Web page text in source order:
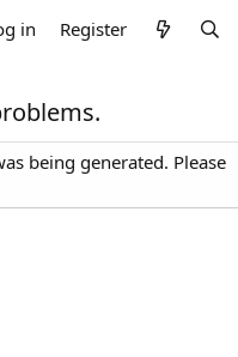
in Register
being generated. Please